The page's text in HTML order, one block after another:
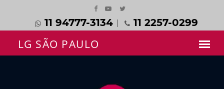
11 94777-3134 11 2257-0299